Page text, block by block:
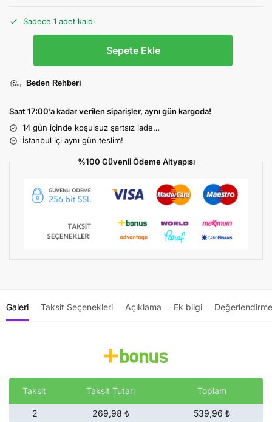
Sadece 1 adet kaldı
Sepete Ekle
Beden Rehberi
Saat 17:00’a kadar verilen siparişler, aynı gün kargoda!
14 gün içinde koşulsuz şartsız iade…
İstanbul içi aynı gün teslim!
%100 Güvenli Ödeme Altyapısı
Galeri Taksit Seçenekleri Açıklama Ek bilgi
Taksit Taksit Tutarı Toplam
2 269,98 ₺
539,96 ₺